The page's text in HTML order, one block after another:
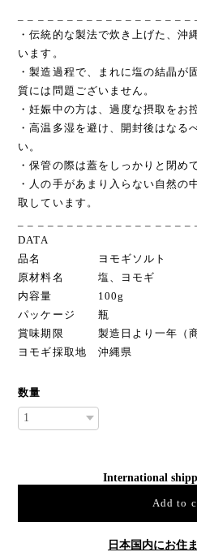
・伝統的な製法で炊き上げた、沖
います。
・製造過程で、まれに塩の結晶が
質には問題ございません。
・妊娠中の方は、過度な摂取をお
・高温多湿を避け、開封後はなる
い。
・保管の際は蓋をしっかりと閉め
・人の手があまり入らない自然の
取しています。
DATA
品名 ヨモギソルト
原材料名 塩、ヨモギ
内容量 100g
パッケージ 瓶
賞味期限 製造日より一年（商
ヨモギ採取地 沖縄県
数量
International
Add to
日本国内にお住